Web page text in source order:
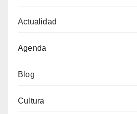
Actualidad
Agenda
Blog
Cultura